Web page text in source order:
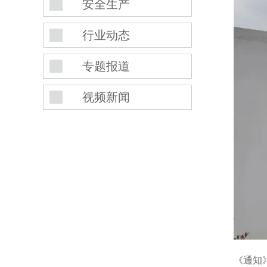
安全生产
行业动态
专题报道
视频新闻
《通